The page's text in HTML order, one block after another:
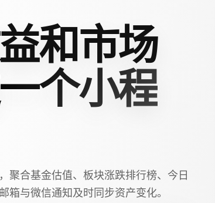
和市场
个小程
聚合基金估值、板块涨跌排行榜、今日
箱与微信通知及时同步资产变化。